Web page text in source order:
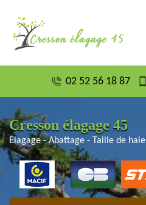
02 52 56 18 87
Cresson élagage 45
Elagage - Abattage - Taille de